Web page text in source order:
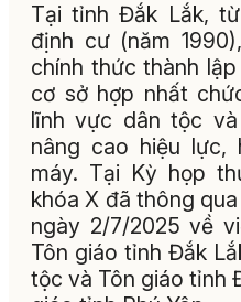
Tại tỉnh Đắk Lắk,
định cư (năm
chính thức thành
cơ sở hợp nhất
lĩnh vực dân tộc
nâng cao hiệu lực,
máy. Tại Kỳ họp
khóa X đã thông
ngày 2/7/2025 về
Tôn giáo tỉnh Đắk
tộc và Tôn giáo tỉnh